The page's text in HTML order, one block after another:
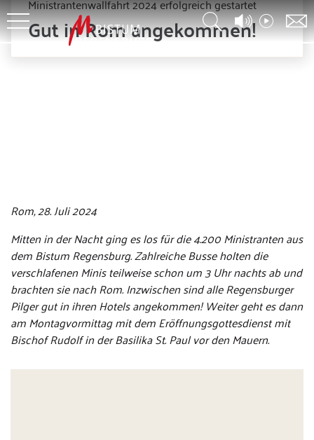
Ministrantenwallfahrt 2024 erfolgreich gestartet
Gut in Rom angekommen!
Rom, 28. Juli 2024
Mitten in der Nacht ging es los für die 4.200 Ministranten aus
dem Bistum Regensburg. Zahlreiche Busse holten die
verschlafenen Minis teilweise schon um 3 Uhr nachts ab und
brachten sie nach Rom. Inzwischen sind alle Regensburger
Pilger gut in ihren Hotels angekommen! Weiter geht es dann
am Montagvormittag mit dem Eröffnungsgottesdienst mit
Bischof Rudolf in der Basilika St. Paul vor den Mauern.